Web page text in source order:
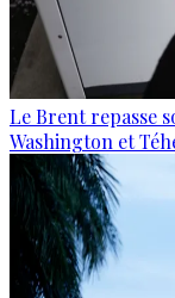
Le Brent repasse
Washington et